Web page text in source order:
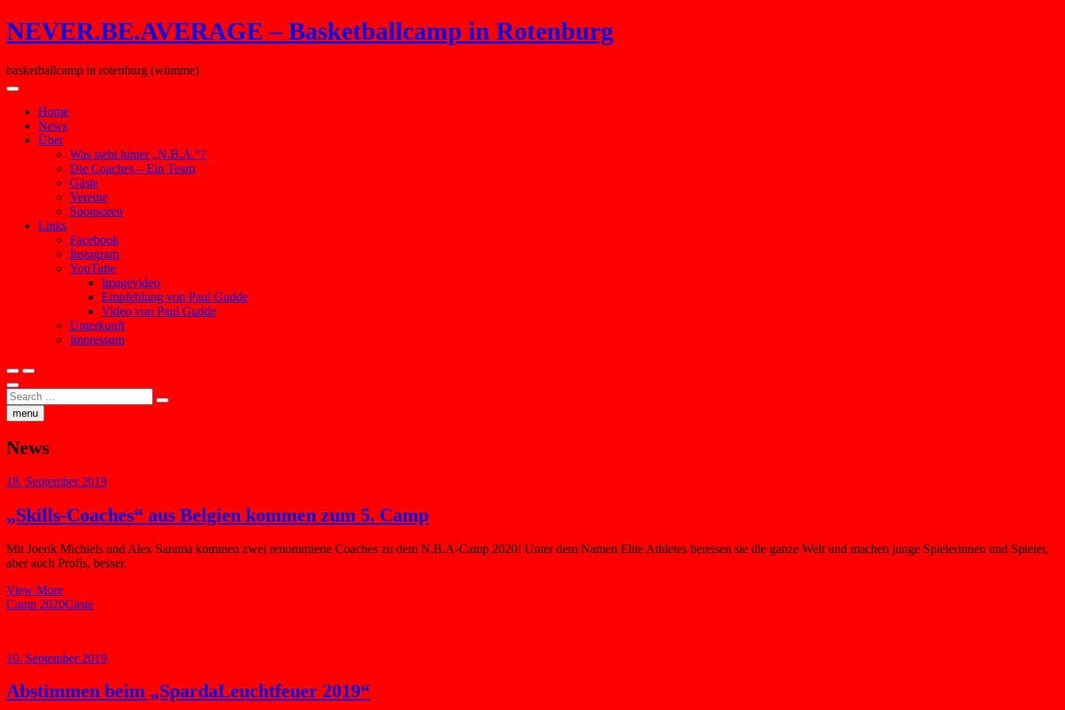
Skip
to
NEVER.BE.AVERAGE – Basketballcamp in Rotenburg
basketballcamp in rotenburg (wümme)
Home
News
Über
Was steht hinter „N.B.A.“?
Die Coaches – Ein Team
Gäste
Vereine
Sponsoren
Links
Facebook
Instagram
YouTube
Imagevideo
Empfehlung von Paul Gudde
Video von Paul Gudde
Unterkunft
Impressum
Search
…menu
News
18. September 2019
„Skills-Coaches“ aus Belgien kommen zum 5. Camp
Mit Joerik Michiels und Alex Sarama kommen zwei renommierte Coaches zu dem N.B.A-Camp 2020! Unter dem Namen Elite Athletes bereisen sie die ganze Welt und machen junge Spielerinnen und Spieler,
aber auch Profis, besser.
View More„Skills-
Coaches“
zum
Camp
Camp 2020Gäste
10. September 2019
Abstimmen beim „SpardaLeuchtfeuer 2019“